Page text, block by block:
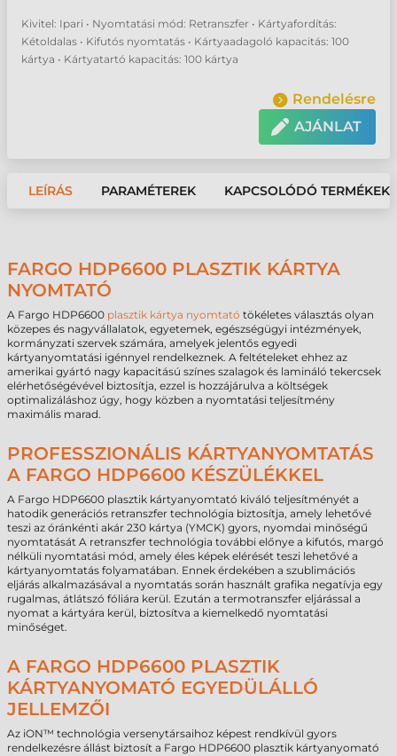
Kivitel: Ipari • Nyomtatási mód: Retranszfer • Kártyafordítás:
Kétoldalas • Kifutós nyomtatás • Kártyaadagoló kapacitás: 100
kártya • Kártyatartó kapacitás: 100 kártya
Rendelésre
AJÁNLAT
LEÍRÁS PARAMÉTEREK KAPCSOLÓDÓ TERMÉKEK
FARGO HDP6600 PLASZTIK KÁRTYA
NYOMTATÓ
A Fargo HDP6600 plasztik kártya nyomtató tökéletes választás olyan
közepes és nagyvállalatok, egyetemek, egészségügyi intézmények,
kormányzati szervek számára, amelyek jelentős egyedi
kártyanyomtatási igénnyel rendelkeznek. A feltételeket ehhez az
amerikai gyártó nagy kapacitású színes szalagok és lamináló tekercsek
elérhetőségévével biztosítja, ezzel is hozzájárulva a költségek
optimalizáláshoz úgy, hogy közben a nyomtatási teljesítmény
maximális marad.
PROFESSZIONÁLIS KÁRTYANYOMTATÁS
A FARGO HDP6600 KÉSZÜLÉKKEL
A Fargo HDP6600 plasztik kártyanyomtató kiváló teljesítményét a
hatodik generációs retranszfer technológia biztosítja, amely lehetővé
teszi az óránkénti akár 230 kártya (YMCK) gyors, nyomdai minőségű
nyomtatását A retranszfer technológia további előnye a kifutós, margó
nélküli nyomtatási mód, amely éles képek elérését teszi lehetővé a
kártyanyomtatás folyamatában. Ennek érdekében a szublimációs
eljárás alkalmazásával a nyomtatás során használt grafika negatívja egy
rugalmas, átlátszó fóliára kerül. Ezután a termotranszfer eljárással a
nyomat a kártyára kerül, biztosítva a kiemelkedő nyomtatási
minőséget.
A FARGO HDP6600 PLASZTIK
KÁRTYANYOMATÓ EGYEDÜLÁLLÓ
JELLEMZŐI
Az iON™ technológia versenytársaihoz képest rendkívül gyors
rendelkezésre állást biztosít a Fargo HDP6600 plasztik kártyanyomató